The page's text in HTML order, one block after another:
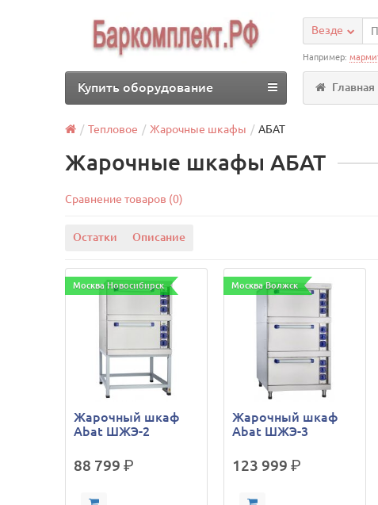
Везде
Например:
Главная
Купить оборудование
Тепловое Жарочные шкафы АБАТ
Жарочные шкафы АБАТ
Сравнение товаров (0)
Остатки Описание
Москва Новосибирск
Жарочный шкаф
Abat ШЖЭ-2
88 799р.
Москва Волжск
Жарочный шкаф
Abat ШЖЭ-3
123 999р.